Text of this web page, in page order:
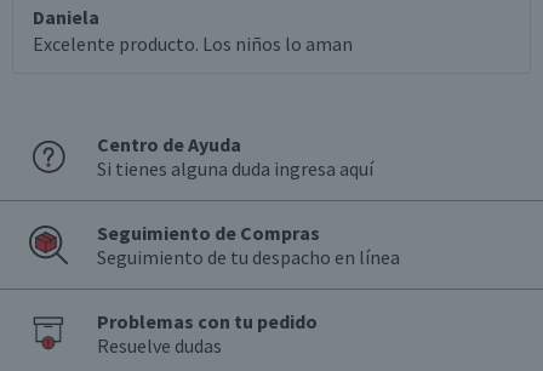
Daniela
Excelente producto. Los niños lo aman
Centro de Ayuda
Si tienes alguna duda ingresa aquí
Seguimiento de Compras
Seguimiento de tu despacho en línea
Problemas con tu pedido
Resuelve dudas